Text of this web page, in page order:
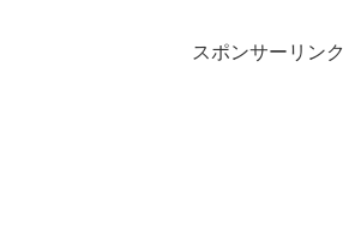
スポンサーリンク